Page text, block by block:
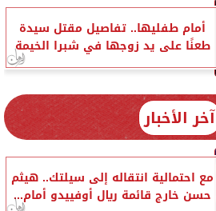
أمام طفليها.. تفاصيل مقتل سيدة
طعنًا على يد زوجها في شبرا الخيمة
آخر الأخبار
مع احتمالية انتقاله إلى سيلتك.. هيثم
حسن خارج قائمة ريال أوفييدو أمام...